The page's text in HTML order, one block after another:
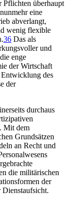
Pflichten überhaupt
eine
abverlangt,
wenig flexible
36 Das als
und
enge
der Wirtschaft
Entwicklung des
der
durchaus
Mit dem
Grundsätzen
an Recht und
die militärischen
der
Dienstaufsicht.